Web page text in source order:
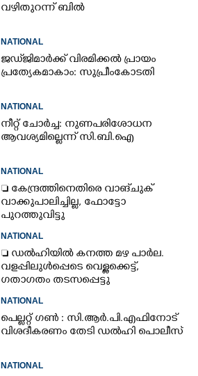
വഴിതുറന്ന് ബിൽ
NATIONAL
ജഡ്‌ജിമാർക്ക് വിരമിക്കൽ പ്രായം
പ്രത്യേകമാകാം: സുപ്രീംകോടതി
NATIONAL
നീറ്റ് ചോർച്ച: നുണപരിശോധന
ആവശ്യമില്ലെന്ന് സി.ബി.ഐ
NATIONAL
 കേന്ദ്രത്തിനെതിരെ വാങ്‌ചുക്
വാക്കുപാലിച്ചില്ല, ഫോട്ടോ
പുറത്തുവിട്ടു
NATIONAL
 ഡൽഹിയിൽ കനത്ത മഴ പാർല.
വളപ്പിലുൾപ്പെടെ വെള്ളക്കെട്ട്,
ഗതാഗതം തടസപ്പെട്ടു
NATIONAL
പെല്ലറ്റ് ഗൺ : സി.ആർ.പി.എഫിനോട്
വിശദീകരണം തേടി ഡൽഹി പൊലീസ്
NATIONAL